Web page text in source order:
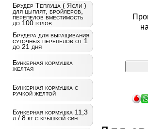
Брудер Теплуша ( Ясли )
для цыплят, бройлеров,
перепелов вместимость
до 100 голов
Брудера для выращивания
суточных перепелов от 1
до 21 дня
Бункерная кормушка
желтая
Бункерная кормушка с
ручкой желтой
Бункерная кормушка 11,3
л / 8 кг с крышкой син